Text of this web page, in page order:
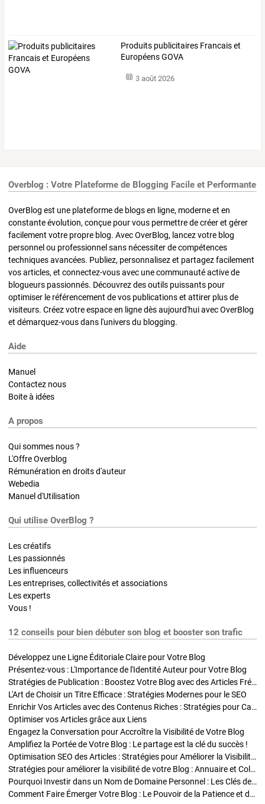
Produits publicitaires Francais et
Européens GOVA
3 août 2026
Overblog : Votre Plateforme de Blogging Facile et Performante
OverBlog est une plateforme de blogs en ligne, moderne et en
constante évolution, conçue pour vous permettre de créer et gérer
facilement votre propre blog. Avec OverBlog, lancez votre blog
personnel ou professionnel sans nécessiter de compétences
techniques avancées. Publiez, personnalisez et partagez facilement
vos articles, et connectez-vous avec une communauté active de
blogueurs passionnés. Découvrez des outils puissants pour
optimiser le référencement de vos publications et attirer plus de
visiteurs. Créez votre espace en ligne dès aujourd'hui avec OverBlog
et démarquez-vous dans l'univers du blogging.
Aide
Manuel
Contactez nous
Boite à idées
A propos
Qui sommes nous ?
L'Offre Overblog
Rémunération en droits d'auteur
Webedia
Manuel d'Utilisation
Qui utilise OverBlog ?
Les créatifs
Les passionnés
Les influenceurs
Les entreprises, collectivités et associations
Les experts
Vous !
12 conseils pour bien débuter son blog et booster son trafic
Développez une Ligne Éditoriale Claire pour Votre Blog
Présentez-vous : L'Importance de l'Identité Auteur pour Votre Blog
Stratégies de Publication : Boostez Votre Blog avec des Articles Fréquents et Exclusifs
L'Art de Choisir un Titre Efficace : Stratégies Modernes pour le SEO
Enrichir Vos Articles avec des Contenus Riches : Stratégies pour Captiver et Optimiser
Optimiser vos Articles grâce aux Liens
Engagez la Conversation pour Accroître la Visibilité de Votre Blog
Amplifiez la Portée de Votre Blog : Le partage est la clé du succès !
Optimisation SEO des Articles : Stratégies pour Améliorer la Visibilité de Votre Blog
Stratégies pour améliorer la visibilité de votre Blog : Annuaire et Collaborations
Pourquoi Investir dans un Nom de Domaine Personnel : Les Clés de la Réussite de Votre Blog
Comment Faire Émerger Votre Blog : Le Pouvoir de la Patience et de la Persévérance